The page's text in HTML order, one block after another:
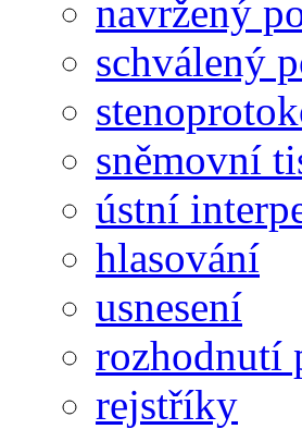
navržený
schválený
sněmovní
ústní
hlasování
usnesení
rozhodnutí
rejstříky